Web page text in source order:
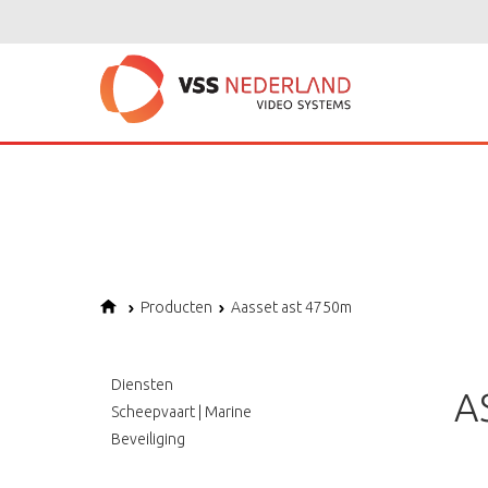
: Trying to get property of non-object in
: Undefined offset: 1 in/home/vssned01/domains/
Producten Aasset ast 4750m
Diensten
Scheepvaart | Marine
Beveiliging